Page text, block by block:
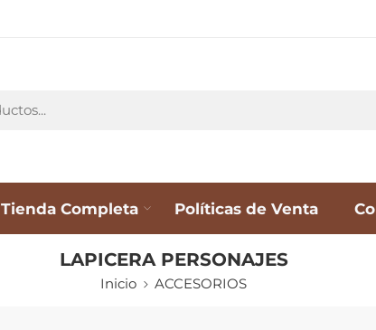
Tienda Completa Políticas de Venta
LAPICERA PERSONAJES
Inicio ACCESORIOS